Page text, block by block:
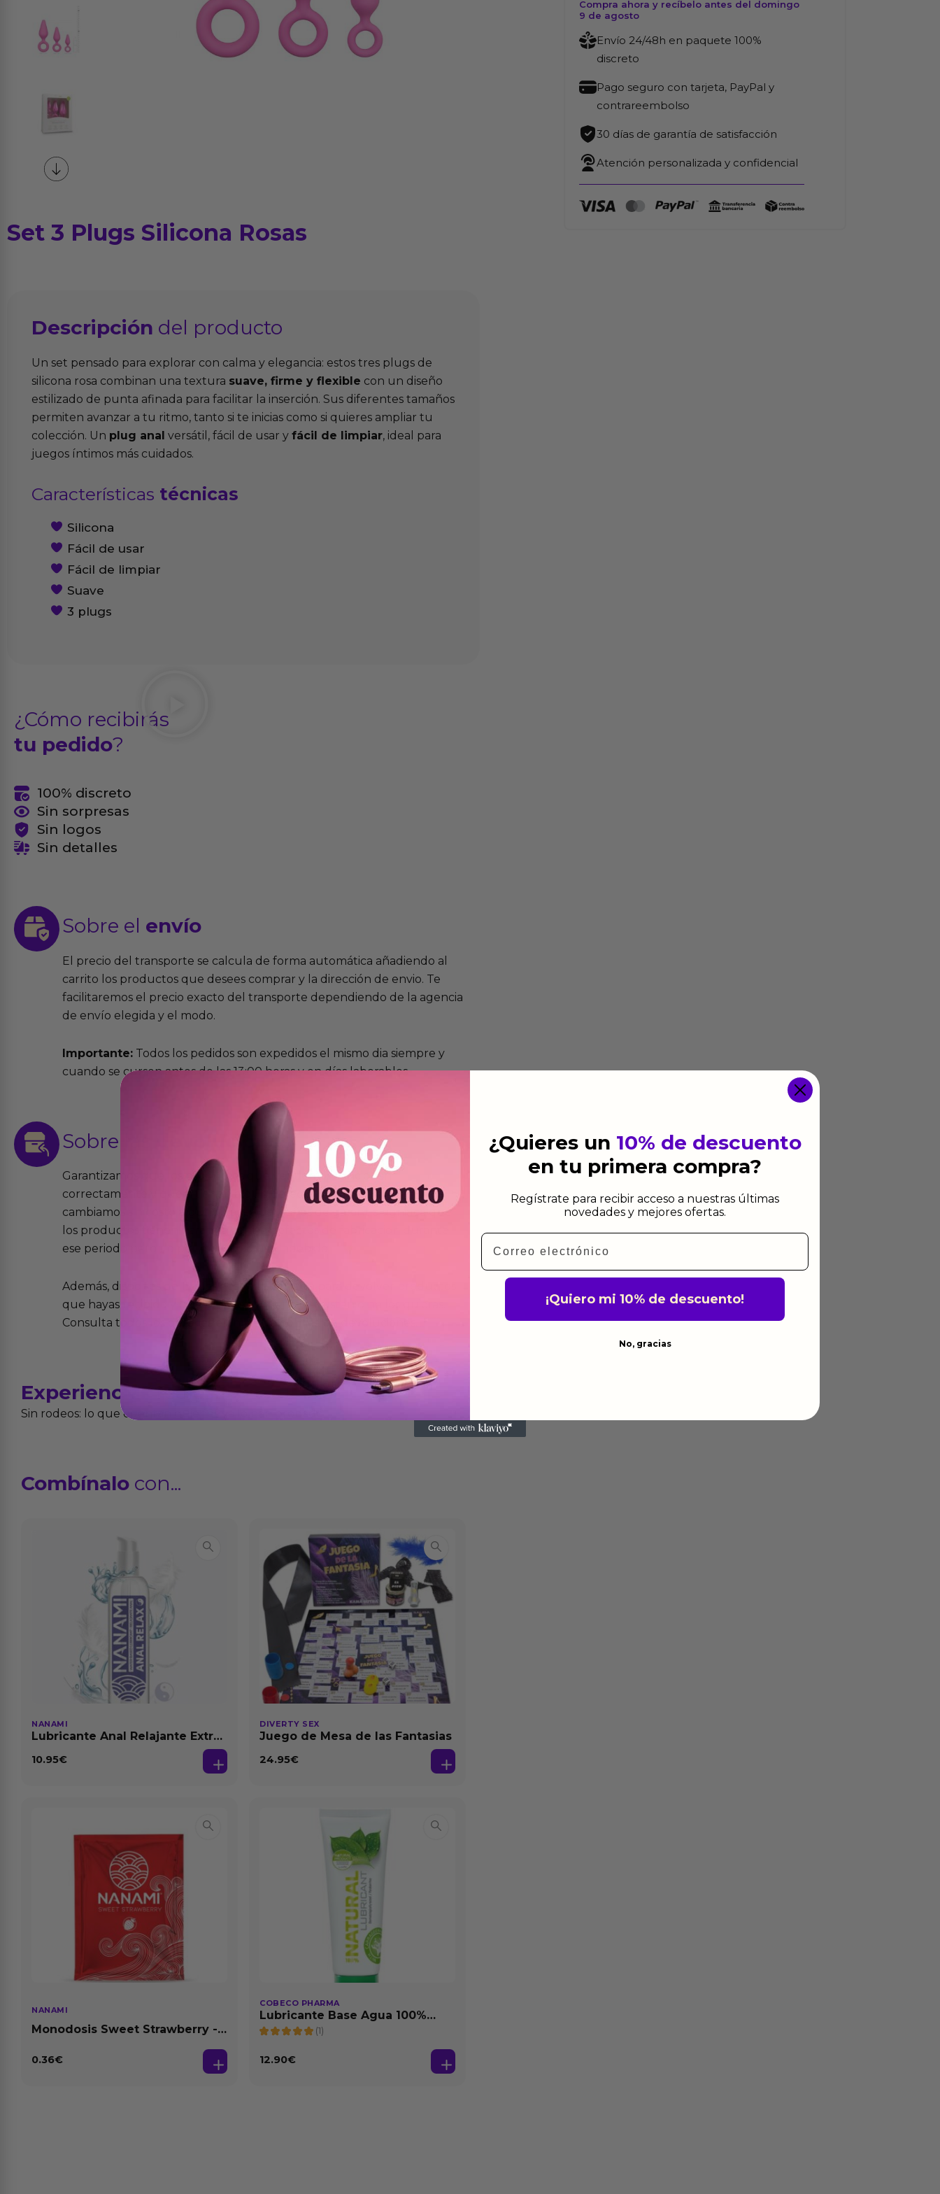
Set 3 Plugs Silicona Rosas
Descripción del producto
Un set pensado para explorar con calma y elegancia: estos tres plugs de
silicona rosa combinan una textura suave, firme y flexible con un diseño
estilizado de punta afinada para facilitar la inserción. Sus diferentes tamaños
permiten avanzar a tu ritmo, tanto si te inicias como si quieres ampliar tu
colección. Un plug anal versátil, fácil de usar y fácil de limpiar, ideal para
juegos íntimos más cuidados.
Características técnicas
Silicona
Fácil de usar
Fácil de limpiar
Suave
3 plugs
¿Cómo recibirás
tu pedido?
100% discreto
Sin sorpresas
Sin logos
Sin detalles
Sobre el envío
El precio del transporte se calcula de forma automática añadiendo al
carrito los productos que desees comprar y la dirección de envio. Te
facilitaremos el precio exacto del transporte dependiendo de la agencia
de envío elegida y el modo.
Importante: Todos los pedidos son expedidos el mismo dia siempre y
cuando se cursen antes de las 13:00 horas y en días laborables.
Sobre las devoluciones
Garantizamos que los productos que vendemos funcionan
correctamente y que si tienen algún defecto de fabricación te lo
cambiamos sin costo alguno. La ley de 2 años de garantía significa que
los productos tienen garantía contra defectos de fabricación durante
ese periodo pero no por mal uso o uso indebido.
Además, dispones de 15 días desde la entrega para devolver productos
que hayas recibido y que simplemente no te gusten o no los quieras.
Consulta todos los detalles en nuestra política de devoluciones.
Experienciasreales
Sin rodeos: lo que cuentan quienes ya lo han probado
Combínalo con...
NANAMI
Lubricante Anal Relajante Extra
10.95€
DIVERTY SEX
Juego de Mesa de las Fantasias
24.95€
NANAMI
Monodosis Sweet Strawberry -
0.36€
COBECO PHARMA
Lubricante Base Agua 100%
Natural 125 ml
(1)
12.90€
Compra ahora y recíbelo antes del domingo
9 de agosto
Envío 24/48h en paquete 100%
discreto
Pago seguro con tarjeta, PayPal y
contrareembolso
30 días de garantía de satisfacción
Atención personalizada y confidencial
¿Quieres un 10% de descuento
en tu primera compra?
Regístrate para recibir acceso a nuestras últimas
novedades y mejores ofertas.
Email
¡Quiero mi 10% de descuento!
No, gracias